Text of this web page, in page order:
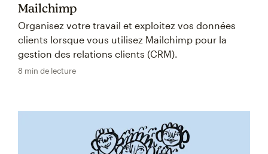
Mailchimp
Organisez votre travail et exploitez vos données
clients lorsque vous utilisez Mailchimp pour la
gestion des relations clients (CRM).
8 min de lecture